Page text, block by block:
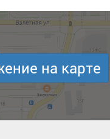
на карте